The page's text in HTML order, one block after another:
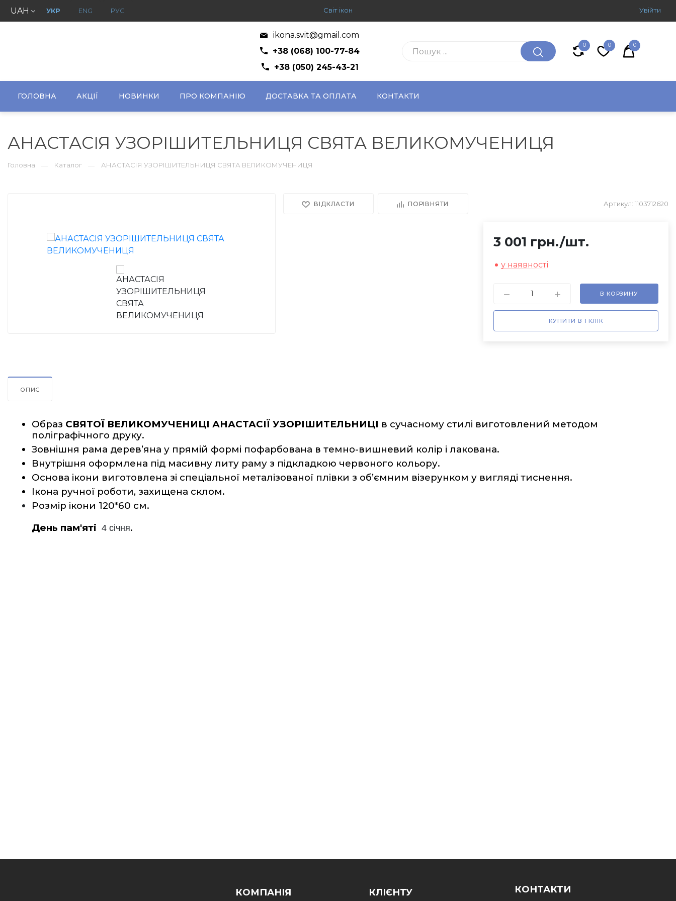
UAH УКР ENG РУС Світ ікон Увiйти
ikona.svit@gmail.com
+38 (068) 100-77-84
+38 (050) 245-43-21
0 0 0
ГОЛОВНА АКЦІЇ НОВИНКИ ПРО КОМПАНІЮ ДОСТАВКА ТА ОПЛАТА КОНТАКТИ
АНАСТАСІЯ УЗОРІШИТЕЛЬНИЦЯ СВЯТА ВЕЛИКОМУЧЕНИЦЯ
Головна — Каталог — АНАСТАСІЯ УЗОРІШИТЕЛЬНИЦЯ СВЯТА ВЕЛИКОМУЧЕНИЦЯ
ВІДКЛАСТИ ПОРІВНЯТИ Артикул: 1103712620
3 001 грн./шт.
у наявності
В КОРЗИНУ
КУПИТИ В 1 КЛІК
ОПИС
Образ СВЯТОЇ ВЕЛИКОМУЧЕНИЦІ АНАСТАСІЇ УЗОРІШИТЕЛЬНИЦІ в сучасному стилі виготовлений методом
поліграфічного друку.
Зовнішня рама дерев’яна у прямій формі пофарбована в темно-вишневий колір і лакована.
Внутрішня оформлена під масивну литу раму з підкладкою червоного кольору.
Основа ікони виготовлена зі спеціальної металізованої плівки з об’ємним візерунком у вигляді тиснення.
Ікона ручної роботи, захищена склом.
Розмір ікони 120*60 см.
День пам'яті 4 січня.
КОМПАНІЯ КЛІЄНТУ КОНТАКТИ